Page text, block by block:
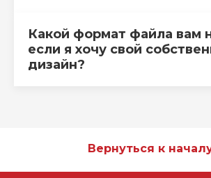
Какой формат файла вам
если я хочу свой
дизайн?
Вернуться к